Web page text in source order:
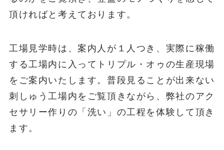
頂ければと考えております。
工場見学時は、案内人が１人つき、実際に稼働
する工場内に入ってトリプル・オゥの生産現場
をご案内いたします。普段見ることが出来ない
刺しゅう工場内をご覧頂きながら、弊社のアク
セサリー作りの「洗い」の工程を体験して頂き
ます。